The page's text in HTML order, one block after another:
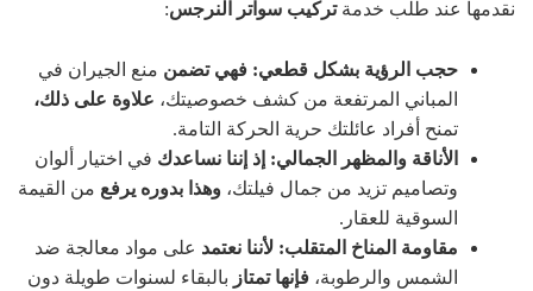
نقدمها عند طلب خدمةتركيب سواتر النرجس:
حجب الرؤية بشكل قطعي: فهي تضمن منع الجيران في
المباني المرتفعة من كشف خصوصيتك، علاوة على ذلك،
تمنح أفراد عائلتك حرية الحركة التامة.
الأناقة والمظهر الجمالي: إذ إننا نساعدك في اختيار ألوان
وتصاميم تزيد من جمال فيلتك، وهذا بدوره يرفع من القيمة
السوقية للعقار.
مقاومة المناخ المتقلب: لأننا نعتمد على مواد معالجة ضد
الشمس والرطوبة، فإنها تمتاز بالبقاء لسنوات طويلة دون